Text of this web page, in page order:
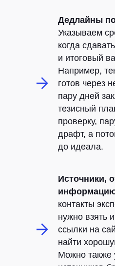
Дедлайны
Указываем
когда
и итоговый
Например,
готов через
пару дней
тезисный
проверку,
драфт, а
до идеала.
Источники,
контакты
нужно взять
ссылки на
найти
Можно также